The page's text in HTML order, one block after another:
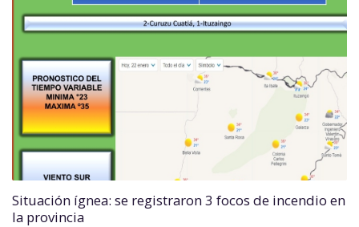
Situación ígnea: se registraron 3 focos de incendio en
la provincia